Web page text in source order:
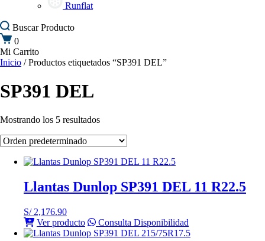
Runflat
BuscarProducto
0
Mi Carrito
Inicio / Productos etiquetados “SP391 DEL”
SP391 DEL
Mostrando los 5 resultados
Llantas Dunlop SP391 DEL 11 R22.5
S/2,176.90
Ver producto
Consulta Disponibilidad